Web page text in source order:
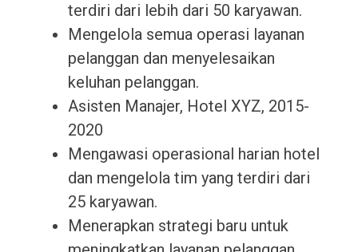
terdiri dari lebih dari 50 karyawan.
Mengelola semua operasi layanan
pelanggan dan menyelesaikan
keluhan pelanggan.
Asisten Manajer, Hotel XYZ, 2015-
2020
Mengawasi operasional harian hotel
dan mengelola tim yang terdiri dari
25 karyawan.
Menerapkan strategi baru untuk